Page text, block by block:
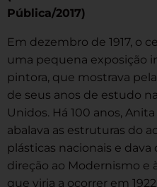
Pública/2017)
Em dezembro de 1917, o
uma pequena exposição
pintora, que mostrava
de seus anos de estudo
Unidos. Há 100 anos,
abalava as estruturas do
plásticas nacionais e
direção ao Modernismo e
que viria a ocorrer em 1922.